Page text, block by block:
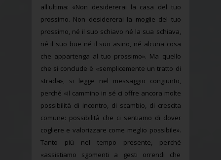
all'ultima: «Non desidererai la casa del tuo
prossimo. Non desidererai la moglie del tuo
prossimo, né il suo schiavo né la sua schiava,
né il suo bue né il suo asino, né alcuna cosa
che appartenga al tuo prossimo». Ma quello
che si conclude è «semplicemente un tratto di
strada», si legge nel messaggio congiunto,
perché «il cammino in sé ci offre ancora molte
possibilità di incontro, di scambio, di crescita
comune: possibilità che ci sentiamo di dover
cogliere e valorizzare come meglio possibile».
Tanto più nel tempo presente, perché
«assistiamo sgomenti a gesti orrendi che